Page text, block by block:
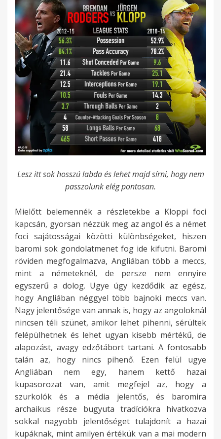
Lesz itt sok hosszú labda és lehet majd sírni, hogy nem
passzolunk elég pontosan.
Mielőtt belemennék a részletekbe a Kloppi foci
kapcsán, gyorsan nézzük meg az angol és a német
foci sajátosságai közötti különbségeket, hiszen
baromi sok gondolatmenet fog ide kifutni. Baromi
röviden megfogalmazva, Angliában több a meccs,
mint a németeknél, de persze nem ennyire
egyszerű a dolog. Ugye úgy kezdődik az egész,
hogy Angliában néggyel több bajnoki meccs van.
Nagy jelentősége van annak is, hogy az angoloknál
nincsen téli szünet, amikor lehet pihenni, sérültek
felépülhetnek és lehet ugyan kisebb mértékű, de
alapozást, avagy edzőtábort tartani. A fontosabb
talán az, hogy nincs pihenő. Ezen felül ugye
Angliában nem egy, hanem kettő hazai
kupasorozat van, amit megfejel az, hogy a
szurkolók és a média jelentős, és baromira
archaikus része bugyuta tradíciókra hivatkozva
sokkal nagyobb jelentőséget tulajdonít a hazai
kupáknak, mint amilyen értékük van a mai modern